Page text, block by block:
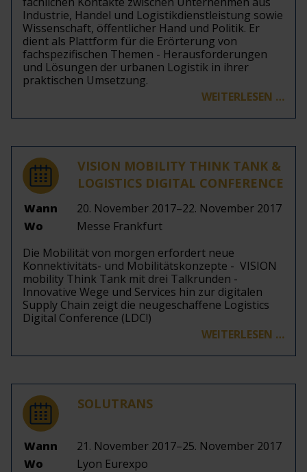
Industrie, Handel und Logistikdienstleistung sowie
Wissenschaft, öffentlicher Hand und Politik. Er
dient als Plattform für die Erörterung von
fachspezifischen Themen - Herausforderungen
und Lösungen der urbanen Logistik in ihrer
praktischen Umsetzung.
WEITERLESEN …
VISION MOBILITY THINK TANK &
LOGISTICS DIGITAL CONFERENCE
Wann
20. November 2017–22. November 2017
Wo
Messe Frankfurt
Die Mobilität von morgen erfordert neue
Konnektivitäts- und Mobilitätskonzepte - VISION
mobility Think Tank mit drei Talkrunden -
Innovative Wege und Services hin zur digitalen
Supply Chain zeigt die neugeschaffene Logistics
Digital Conference (LDC!)
WEITERLESEN …
SOLUTRANS
Wann
21. November 2017–25. November 2017
Wo
Lyon Eurexpo